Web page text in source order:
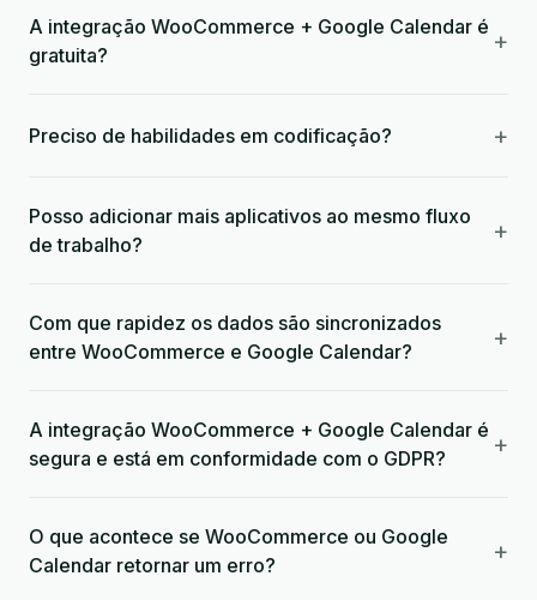
A integração WooCommerce + Google Calendar é
gratuita?
+
Preciso de habilidades em codificação? +
Posso adicionar mais aplicativos ao mesmo fluxo
de trabalho?
+
Com que rapidez os dados são sincronizados
entre WooCommerce e Google Calendar?
+
A integração WooCommerce + Google Calendar é
segura e está em conformidade com o GDPR?
+
O que acontece se WooCommerce ou Google
Calendar retornar um erro?
+